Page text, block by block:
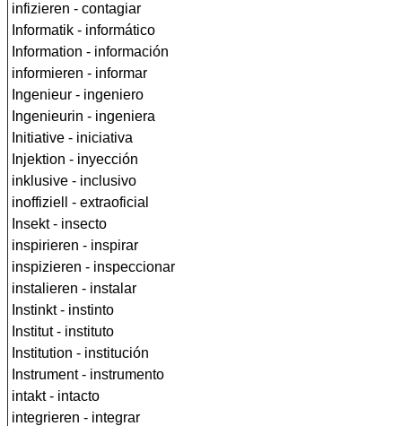
infizieren - contagiar
Informatik - informático
Information - información
informieren - informar
Ingenieur - ingeniero
Ingenieurin - ingeniera
Initiative - iniciativa
Injektion - inyección
inklusive - inclusivo
inoffiziell - extraoficial
Insekt - insecto
inspirieren - inspirar
inspizieren - inspeccionar
instalieren - instalar
Instinkt - instinto
Institut - instituto
Institution - institución
Instrument - instrumento
intakt - intacto
integrieren - integrar